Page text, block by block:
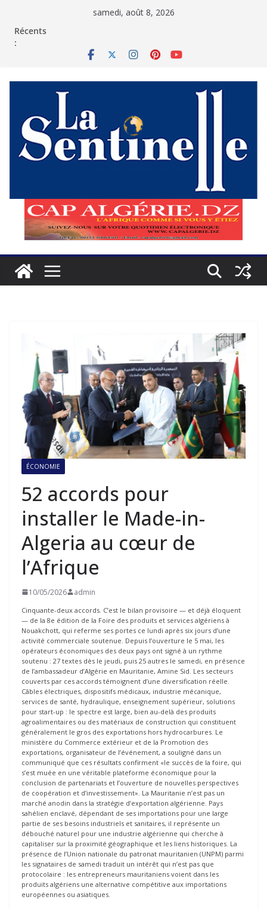
samedi, août 8, 2026
Récents
:
ÉCONOMIE
52 accords pour
installer le Made-in-
Algeria au cœur de
l’Afrique
10/05/2026 admin
Cinquante-deux accords. C’est le bilan provisoire — et déjà éloquent
— de la 8e édition de la Foire des produits et services algériens à
Nouakchott, qui referme ses portes ce lundi après six jours d’une
activité commerciale soutenue. Depuis l’ouverture le 5 mai, les
opérateurs économiques des deux pays ont signé à un rythme
soutenu : 27 textes dès le jeudi, puis 25 autres le samedi, en présence
de l’ambassadeur d’Algérie en Mauritanie, Amine Sid. Les secteurs
couverts par ces accords témoignent d’une diversification réelle.
Câbles électriques, dispositifs médicaux, industrie mécanique,
services de santé, hydraulique, enseignement supérieur, solutions
pour start-up : le spectre est large, bien au-delà des produits
agroalimentaires ou des matériaux de construction qui constituent
généralement le gros des exportations hors hydrocarbures. Le
ministère du Commerce extérieur et de la Promotion des
exportations, organisateur de l’événement, a souligné dans un
communiqué que ces résultats confirment «le succès de la foire, qui
s’est muée en une véritable plateforme économique pour la
conclusion de partenariats et l’ouverture de nouvelles perspectives
de coopération et d’investissement». La Mauritanie n’est pas un
marché anodin dans la stratégie d’exportation algérienne. Pays
sahélien enclavé, dépendant de ses importations pour une large
partie de ses besoins industriels et sanitaires, il représente un
débouché naturel pour une industrie algérienne qui cherche à
capitaliser sur la proximité géographique et les liens historiques. La
présence de l’Union nationale du patronat mauritanien (UNPM) parmi
les signataires de samedi traduit un intérêt qui n’est pas que
protocolaire : les entrepreneurs mauritaniens voient dans les
produits algériens une alternative compétitive aux importations
européennes ou asiatiques.